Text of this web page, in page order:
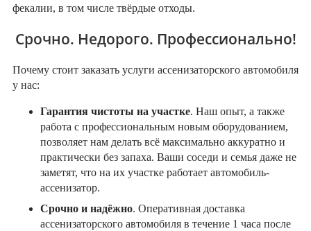
фекалии, в том числе твёрдые отходы.
Срочно. Недорого. Профессионально!
Почему стоит заказать услуги ассенизаторского автомобиля
у нас:
Гарантия чистоты на участке. Наш опыт, а также
работа с профессиональным новым оборудованием,
позволяет нам делать всё максимально аккуратно и
практически без запаха. Ваши соседи и семья даже не
заметят, что на их участке работает автомобиль-
ассенизатор.
Срочно и надёжно. Оперативная доставка
ассенизаторского автомобиля в течение 1 часа после